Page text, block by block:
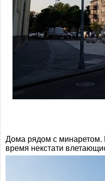
Дома рядом с минаретом.
время некстати